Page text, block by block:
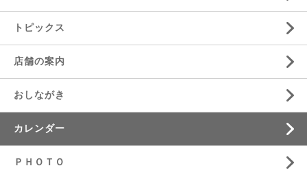
トピックス
店舗の案内
おしながき
カレンダー
ＰＨＯＴＯ